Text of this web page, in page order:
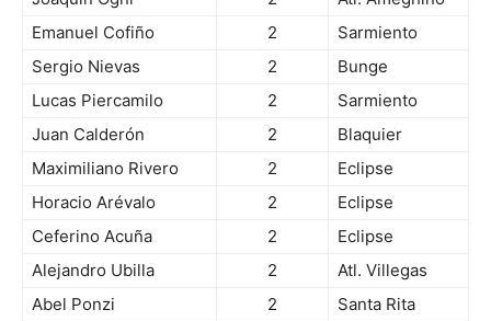
Emanuel Cofiño
2
Sarmiento
Sergio Nievas
2
Bunge
Lucas Piercamilo
2
Sarmiento
Juan Calderón
2
Blaquier
Maximiliano Rivero
2
Eclipse
Horacio Arévalo
2
Eclipse
Ceferino Acuña
2
Eclipse
Alejandro Ubilla
2
Atl. Villegas
Abel Ponzi
2
Santa Rita